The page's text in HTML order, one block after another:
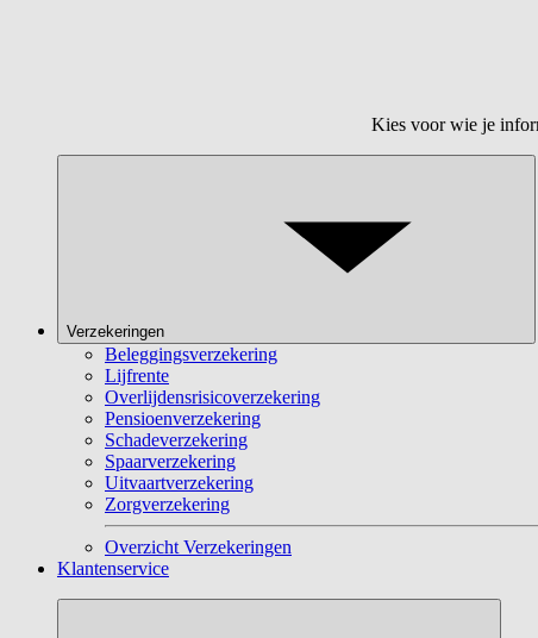
Kies voor wie je
Verzekeringen
Beleggingsverzekering
Lijfrente
Overlijdensrisicoverzekering
Pensioenverzekering
Schadeverzekering
Spaarverzekering
Uitvaartverzekering
Zorgverzekering
Overzicht Verzekeringen
Klantenservice